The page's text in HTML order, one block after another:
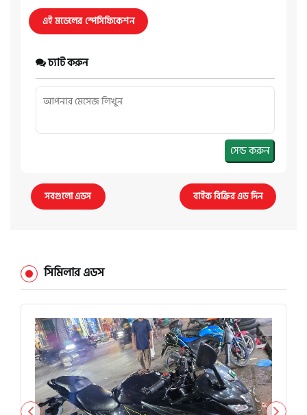
এই মডেলের স্পেসিফিকেশন
চ্যাট করুন
সেন্ড করুন
সবগুলো এডস বাইক বিক্রির এড দিন
সিমিলার এডস